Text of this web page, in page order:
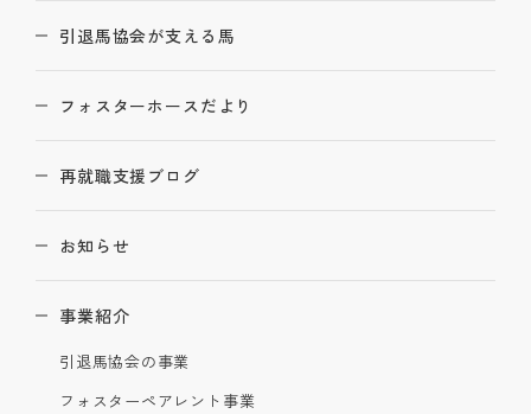
引退馬協会が支える馬
フォスターホースだより
再就職支援ブログ
お知らせ
事業紹介
引退馬協会の事業
フォスターペアレント事業